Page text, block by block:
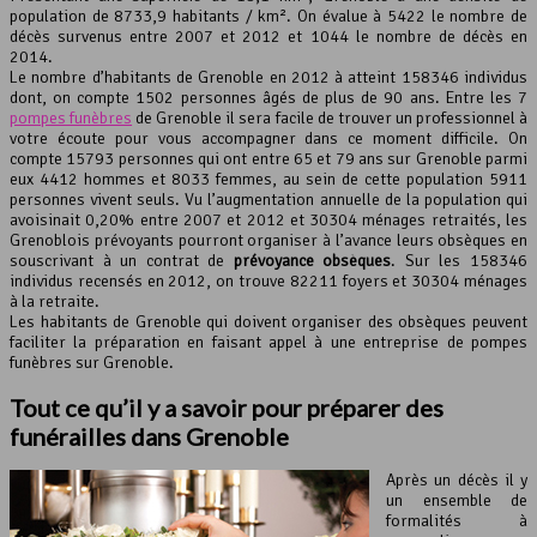
Leaflet, © OpenStreetMapcontributeurs
population de 8733,9 habitants / km². On évalue à 5422 le nombre de
décès survenus entre 2007 et 2012 et 1044 le nombre de décès en
2014.
Le nombre d’habitants de Grenoble en 2012 à atteint 158346 individus
dont, on compte 1502 personnes âgés de plus de 90 ans. Entre les 7
pompes funèbres de Grenoble il sera facile de trouver un professionnel à
votre écoute pour vous accompagner dans ce moment difficile. On
compte 15793 personnes qui ont entre 65 et 79 ans sur Grenoble parmi
eux 4412 hommes et 8033 femmes, au sein de cette population 5911
personnes vivent seuls. Vu l’augmentation annuelle de la population qui
avoisinait 0,20% entre 2007 et 2012 et 30304 ménages retraités, les
Grenoblois prévoyants pourront organiser à l’avance leurs obsèques en
souscrivant à un contrat de prévoyance obsèques. Sur les 158346
individus recensés en 2012, on trouve 82211 foyers et 30304 ménages
à la retraite.
Les habitants de Grenoble qui doivent organiser des obsèques peuvent
faciliter la préparation en faisant appel à une entreprise de pompes
funèbres sur Grenoble.
Tout ce qu’il y a savoir pour préparer des
funérailles dans Grenoble
Après un décès il y
un ensemble de
formalités à